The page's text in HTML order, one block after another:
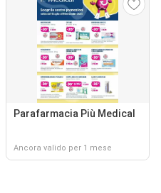
Parafarmacia Più Medical
Ancora valido per 1 mese